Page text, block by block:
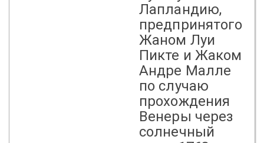
Лапландию,
предпринятого
Жаном Луи
Пикте и Жаком
Андре Малле
по случаю
прохождения
Венеры через
солнечный